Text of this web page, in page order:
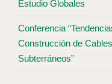
Estudio Globales
Conferencia
Construcción de
Subterráneos”